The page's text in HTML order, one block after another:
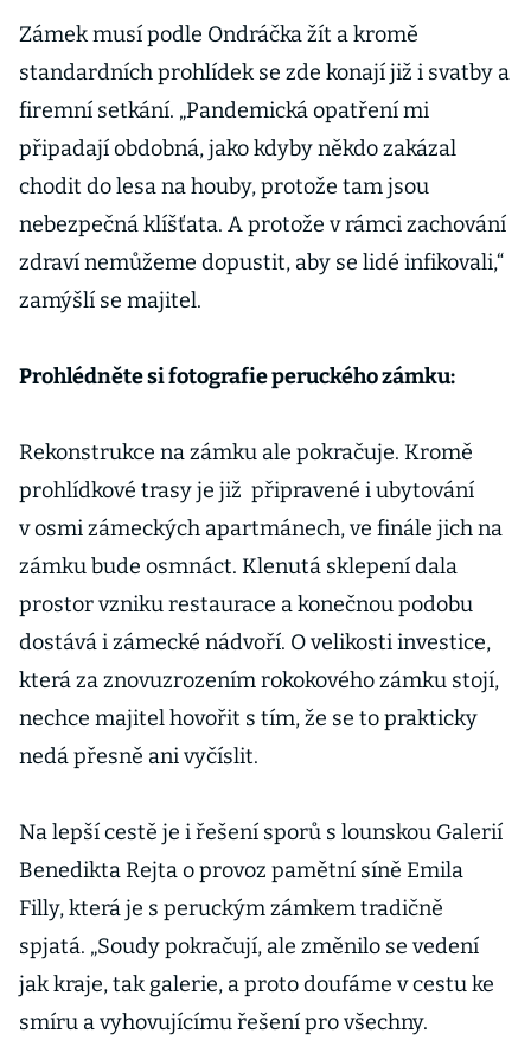
Zámek musí podle Ondráčka žít a kromě
standardních prohlídek se zde konají již i svatby a
firemní setkání. „Pandemická opatření mi
připadají obdobná, jako kdyby někdo zakázal
chodit do lesa na houby, protože tam jsou
nebezpečná klíšťata. A protože v rámci zachování
zdraví nemůžeme dopustit, aby se lidé infikovali,“
zamýšlí se majitel.
Prohlédněte si fotografie peruckého zámku:
Rekonstrukce na zámku ale pokračuje. Kromě
prohlídkové trasy je již připravené i ubytování
v osmi zámeckých apartmánech, ve finále jich na
zámku bude osmnáct. Klenutá sklepení dala
prostor vzniku restaurace a konečnou podobu
dostává i zámecké nádvoří. O velikosti investice,
která za znovuzrozením rokokového zámku stojí,
nechce majitel hovořit s tím, že se to prakticky
nedá přesně ani vyčíslit.
Na lepší cestě je i řešení sporů s lounskou Galerií
Benedikta Rejta o provoz pamětní síně Emila
Filly, která je s peruckým zámkem tradičně
spjatá. „Soudy pokračují, ale změnilo se vedení
jak kraje, tak galerie, a proto doufáme v cestu ke
smíru a vyhovujícímu řešení pro všechny.